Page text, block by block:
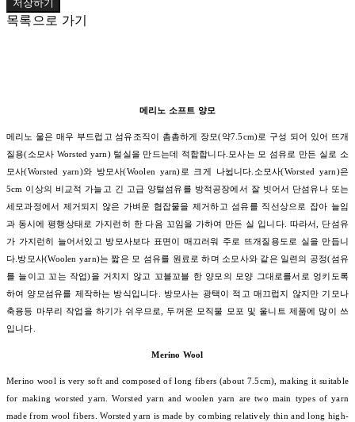
저장하기
목록으로 가기
메리노 소프트 양모
메리노 울은 매우 부드럽고 섬유조직이 촘촘하게 장모(약7.5cm)로 구성 되어 있어 뜨개
질용(소모사 Worsted yarn) 털실을 만드는데 적합합니다.모사는 모 섬유로 만든 실로 소
모사(Worsted yarn)와 방모사(Woolen yarn)로 크게 나뉩니다.소모사(Worsted yarn)은
5cm 이상의 비교적 가늘고 긴 고급 양털섬유를 방적공장에서 잘 빗어서 단섬유나 또는
세모과정에서 제거되지 않은 가벼운 협잡물을 제거하고 섬유를 직선상으로 잡아 늘임
과 동시에 평행상태로 가지런히 한 다음 꼬임을 가하여 만든 실 입니다. 따라서, 단섬유
가 가지런히 늘어서있고 방모사보다 표면이 매끄러워 주로 뜨개질용도로 실을 만듭니
다.방모사(Woolen yarn)는 짧은 모 섬유를 원료로 하며 소모사와 같은 일련의 공정(섬유
를 늘이고 꼬는 작업)을 거치지 않고 꼬블꼬블 한 양모의 모양 그대로를서로 엉키도록
하여 양모섬유를 제작하는 방식입니다. 방모사는 광택이 적고 매끄럽지 않지만 기모나
축융등 마무리 작업을 하기가 쉬우므로, 두꺼운 모직물 모포 및 울니트 제품에 많이 쓰
입니다.
Merino Wool
Merino wool is very soft and composed of long fibers (about 7.5cm), making it suitable
for making worsted yarn. Worsted yarn and woolen yarn are two main types of yarn
made from wool fibers. Worsted yarn is made by combing relatively thin and long high-